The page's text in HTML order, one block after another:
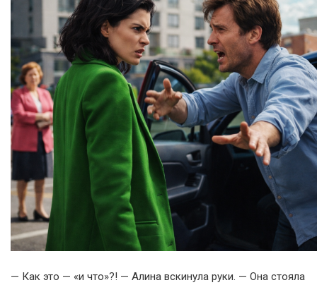
— Как это — «и что»?! — Алина вскинула руки. — Она стояла